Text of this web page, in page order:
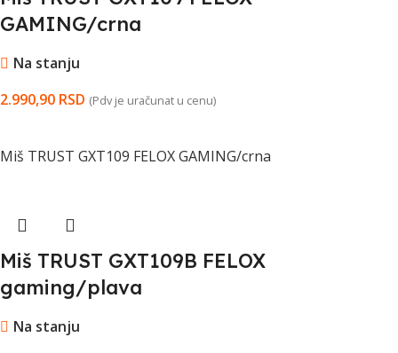
GAMING/crna
Na stanju
2.990,90 RSD (Pdv je uračunat u cenu)
Miš TRUST GXT109 FELOX GAMING/crna
Miš TRUST GXT109B FELOX
gaming/plava
Na stanju